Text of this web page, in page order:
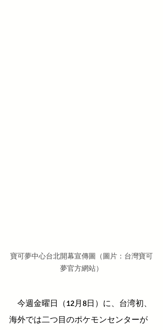
寶可夢中心台北開幕宣傳圖（圖片：台灣寶可
夢官方網站）
今週金曜日（12月8日）に、台湾初、
海外では二つ目のポケモンセンターが